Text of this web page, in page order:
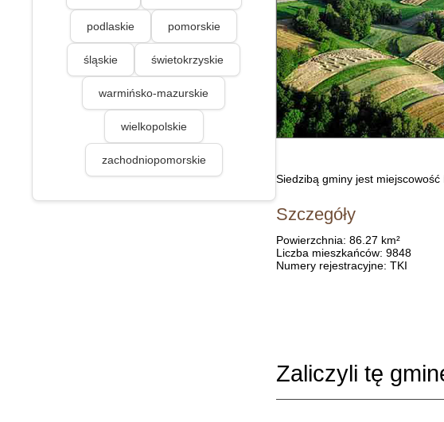
podlaskie pomorskie
śląskie świetokrzyskie
warmińsko-mazurskie
wielkopolskie
zachodniopomorskie
Siedzibą gminy jest
Szczegóły
Powierzchnia: 86.27 km²
Liczba mieszkańców: 9848
Numery rejestracyjne: TKI
Zaliczyli tę